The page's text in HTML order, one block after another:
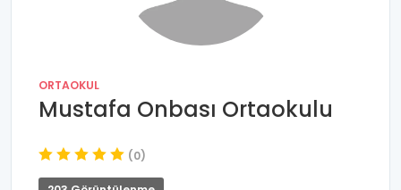
ORTAOKUL
Mustafa Onbası Ortaokulu
(0)